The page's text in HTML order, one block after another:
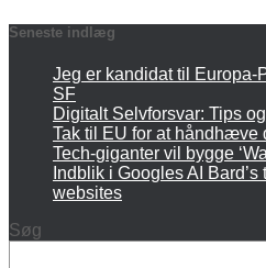
Seneste indlæg
Jeg er kandidat til Europa-
SF
Digitalt Selvforsvar: Tips
Tak til EU for at håndhæve
Tech-giganter vil bygge
Indblik i Googles AI
websites
Søg